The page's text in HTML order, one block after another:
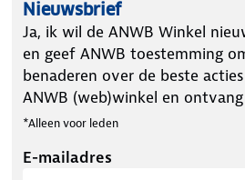
Nieuwsbrief
Ja, ik wil de ANWB Winkel
en geef ANWB toestemming
benaderen over de beste
ANWB (web)winkel en
*Alleen voor leden
E-mailadres